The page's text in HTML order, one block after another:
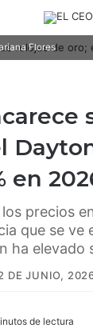
Flores
en
precios
que se ve
ha elevado
DE JUNIO,
de lectura